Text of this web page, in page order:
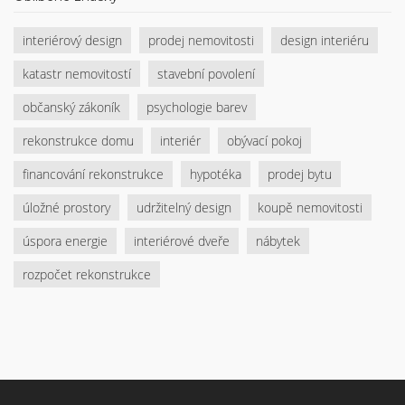
interiérový design prodej nemovitosti
design interiéru
katastr nemovitostí
stavební povolení
občanský zákoník
psychologie barev
rekonstrukce domu
interiér
obývací pokoj
financování rekonstrukce
hypotéka
prodej bytu
úložné prostory
udržitelný design
koupě nemovitosti
úspora energie
interiérové dveře
nábytek
rozpočet rekonstrukce